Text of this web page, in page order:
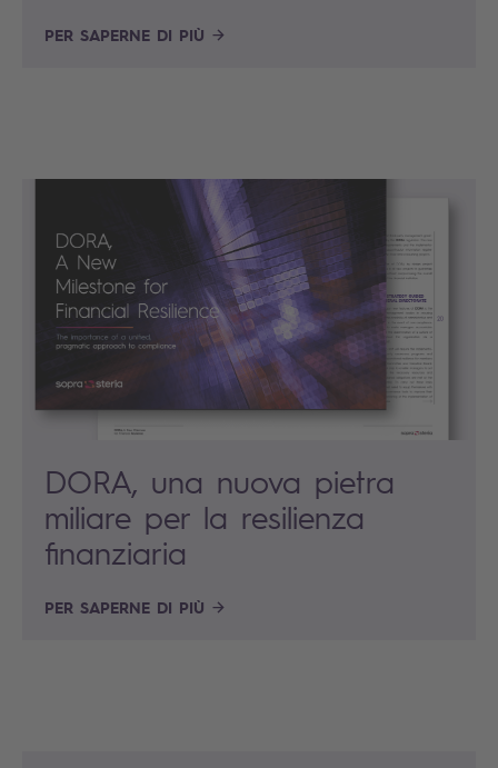
PER SAPERNE DI PIÙ
DORA, una nuova pietra
miliare per la resilienza
finanziaria
PER SAPERNE DI PIÙ